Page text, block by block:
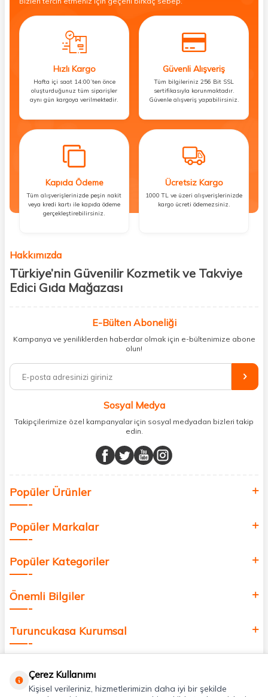
Hızlı Kargo
Hafta içi saat 14:00’ten önce
oluşturduğunuz tüm siparişler
aynı gün kargoya verilmektedir.
Güvenli Alışveriş
Tüm bilgileriniz 256 Bit SSL
sertifikasıyla korunmaktadır.
Güvenle alışveriş yapabilirsiniz.
Kapıda Ödeme
Tüm alışverişlerinizde peşin nakit
veya kredi kartı ile kapıda ödeme
gerçekleştirebilirsiniz.
Ücretsiz Kargo
1000 TL ve üzeri alışverişlerinizde
kargo ücreti ödemezsiniz.
Hakkımızda
Türkiye’nin Güvenilir Kozmetik ve Takviye
Edici Gıda Mağazası
kişisel bakım hem de takviye edici gıda ürünlerini sizlerle
buluşturuyoruz. Artık mağaza mağaza dolaşmanıza gerek yok;
ihtiyacınız olan her şeyi tek bir çatı altında topluyor ve kapınıza kadar
%100 orijinal kozmetik ve sağlık ürünleriyle güzelliğinizi tamamlayabilir,
vücudunuzu desteklemek için güvenilir takviye edici gıdalara
minerallere kadar binlerce ürünü uygun fiyat ve hızlı kargo avantajıyla
sunuyoruz.
buluşturuyor ve online alışveriş deneyiminizi en iyi hale getiriyoruz.
Sağlık, güzellik ve iyi yaşam için aradığınız her şey burada!
değer katmak için bize katılın!
E-Bülten Aboneliği
Kampanya ve yeniliklerden haberdar olmak için e-bültenimize abone
olun!
Sosyal Medya
Takipçilerimize özel kampanyalar için sosyal medyadan bizleri takip
edin.
Popüler Ürünler
Popüler Markalar
Popüler Kategoriler
Önemli Bilgiler
Turuncukasa Kurumsal
Çerez Kullanımı
Kişisel verileriniz, hizmetlerimizin daha iyi bir şekilde